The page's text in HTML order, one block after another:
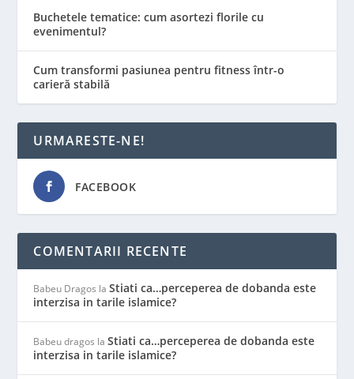
Buchetele tematice: cum asortezi florile cu
evenimentul?
Cum transformi pasiunea pentru fitness într-o
carieră stabilă
URMARESTE-NE!
FACEBOOK
COMENTARII RECENTE
Babeu Dragos laStiati ca…perceperea de dobanda este
interzisa in tarile islamice?
Babeu dragos laStiati ca…perceperea de dobanda este
interzisa in tarile islamice?